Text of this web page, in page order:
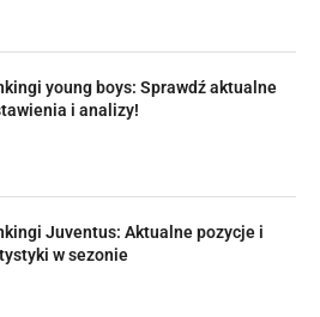
young boys: Sprawdź aktualne
i analizy!
Juventus: Aktualne pozycje i
w sezonie